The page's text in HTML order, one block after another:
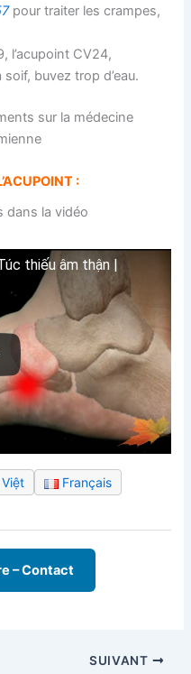
pour traiter les crampes,
l’acupoint CV24,
buvez trop d’eau.
sur la médecine
:
dans la vidéo
thiếu âm thận |
Français
– Contact
SUIVANT